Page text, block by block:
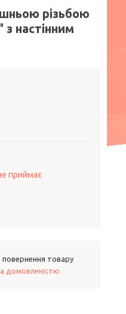
різьбою
настінним
приймає
повернення товару
домовленістю